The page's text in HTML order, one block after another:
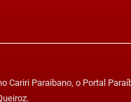
Cariri Paraibano, o Portal